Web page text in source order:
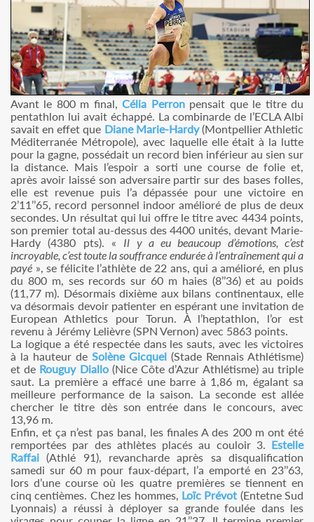
Avant le 800 m final,Célia Perronpensait que le titre du
pentathlon lui avait échappé. La combinarde de l’ECLA Albi
savait en effet que Diane Marie-Hardy(Montpellier Athletic
Méditerranée Métropole), avec laquelle elle était à la lutte
pour la gagne, possédait un record bien inférieur au sien sur
la distance. Mais l’espoir a sorti une course de folie et,
après avoir laissé son adversaire partir sur des bases folles,
elle est revenue puis l’a dépassée pour une victoire en
2’11’’65, record personnel indoor amélioré de plus de deux
secondes. Un résultat qui lui offre le titre avec 4434 points,
son premier total au-dessus des 4400 unités, devant Marie-
Hardy (4380 pts). « Il y a eu beaucoup d’émotions, c’est
incroyable, c’est toute la souffrance endurée à l’entraînement qui a
payé », se félicite l’athlète de 22 ans, qui a amélioré, en plus
du 800 m, ses records sur 60 m haies (8’’36) et au poids
(11,77 m). Désormais dixième aux bilans continentaux, elle
va désormais devoir patienter en espérant une invitation de
European Athletics pour Torun. À l’heptathlon, l’or est
revenu à Jérémy Lelièvre (SPN Vernon) avec 5863 points.
La logique a été respectée dans les sauts, avec les victoires
à la hauteur de Solène Gicquel (Stade Rennais Athlétisme)
et de Rouguy Diallo(Nice Côte d’Azur Athlétisme) au triple
saut. La première a effacé une barre à 1,86 m, égalant sa
meilleure performance de la saison. La seconde est allée
chercher le titre dès son entrée dans le concours, avec
13,96 m.
Enfin, et ça n’est pas banal, les finales A des 200 m ont été
remportées par des athlètes placés au couloir 3. Estelle
Raffai (Athlé 91), revancharde après sa disqualification
samedi sur 60 m pour faux-départ, l’a emporté en 23’’63,
lors d’une course où les quatre premières se tiennent en
cinq centièmes. Chez les hommes, Loïc Prévot (Entetne Sud
Lyonnais) a réussi à déployer sa grande foulée dans les